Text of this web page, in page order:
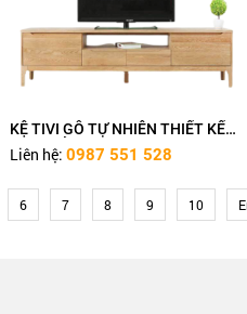
KỆ TIVI GỖ TỰ NHIÊN THIẾT KẾ
ĐƠN GIẢN HIỆN ĐẠI
Liên hệ: 0987 551 528
6 7 8 9 10